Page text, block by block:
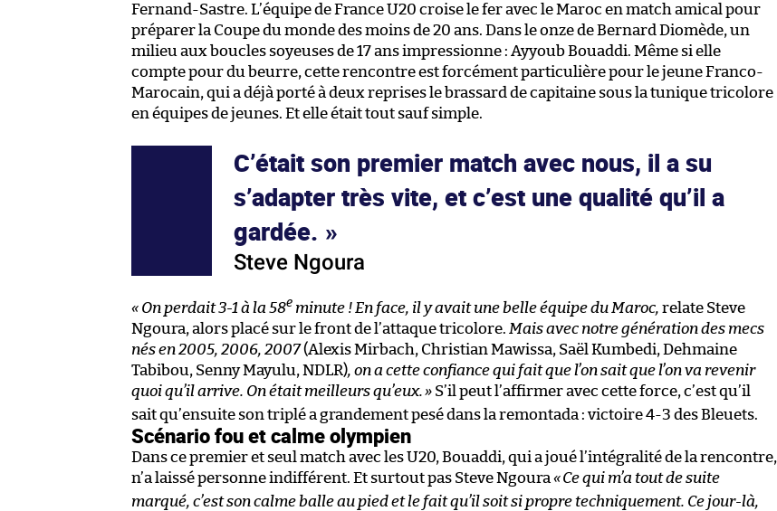
Fernand-Sastre. L’équipe de France U20 croise le fer avec le Maroc en match amical pour
préparer la Coupe du monde des moins de 20 ans. Dans le onze de Bernard Diomède, un
milieu aux boucles soyeuses de 17 ans impressionne : Ayyoub Bouaddi. Même si elle
compte pour du beurre, cette rencontre est forcément particulière pour le jeune Franco-
Marocain, qui a déjà porté à deux reprises le brassard de capitaine sous la tunique tricolore
en équipes de jeunes. Et elle était tout sauf simple.
C’était son premier match avec nous, il a su
s’adapter très vite, et c’est une qualité qu’il a
gardée.
Steve Ngoura
« On perdait 3-1 à la 58e minute ! En face, il y avait une belle équipe du Maroc, relate Steve
Ngoura, alors placé sur le front de l’attaque tricolore. Mais avec notre génération des mecs
nés en 2005, 2006, 2007(Alexis Mirbach, Christian Mawissa, Saël Kumbedi, Dehmaine
Tabibou, Senny Mayulu, NDLR), on a cette confiance qui fait que l’on sait que l’on va revenir
quoi qu’il arrive. On était meilleurs qu’eux.» S’il peut l’affirmer avec cette force, c’est qu’il
sait qu’ensuite son triplé a grandement pesé dans la remontada : victoire 4-3 des Bleuets.
Scénario fou et calme olympien
Dans ce premier et seul match avec les U20, Bouaddi, qui a joué l’intégralité de la rencontre,
n’a laissé personne indifférent. Et surtout pas Steve Ngoura «Ce qui m’a tout de suite
marqué, c’est son calme balle au pied et le fait qu’il soit si propre techniquement. Ce jour-là,